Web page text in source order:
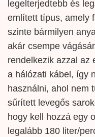
legelterjedtebb és
említett típus, amely
szinte bármilyen
akár csempe
rendelkezik azzal az
a hálózati kábel, így
használni, ahol nem
sűrített levegős
hogy kell hozzá egy
legalább 180 liter/